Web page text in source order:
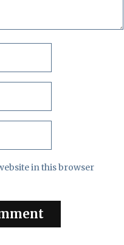
in this browser